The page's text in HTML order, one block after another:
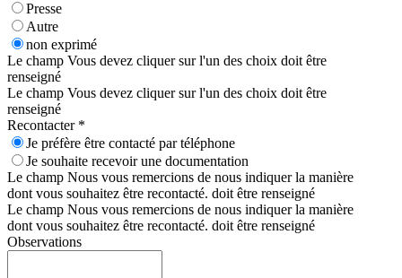
Presse
Autre
non exprimé
Le champ Vous devez cliquer sur l'un des choix doit être
renseigné
Le champ Vous devez cliquer sur l'un des choix doit être
renseigné
Recontacter *
Je préfère être contacté par téléphone
Je souhaite recevoir une documentation
Le champ Nous vous remercions de nous indiquer la manière
dont vous souhaitez être recontacté. doit être renseigné
Le champ Nous vous remercions de nous indiquer la manière
dont vous souhaitez être recontacté. doit être renseigné
Observations